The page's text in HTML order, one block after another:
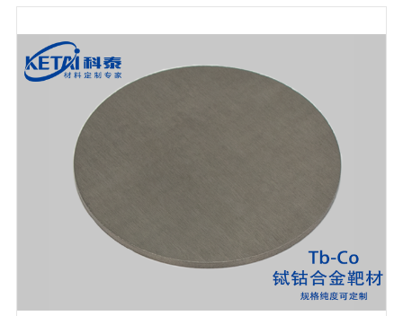
溅射靶材
氮化物靶材
碳化物靶材
硅化物靶材
硒化物靶材
碲化物靶材
磷化物靶材
特殊靶材定制
蒸发镀膜材料
单质类镀膜材料
氧化物镀膜材料
氮化物镀膜材料
氟化物镀膜材料
蒸发镀膜料清单
化合物半导体材料